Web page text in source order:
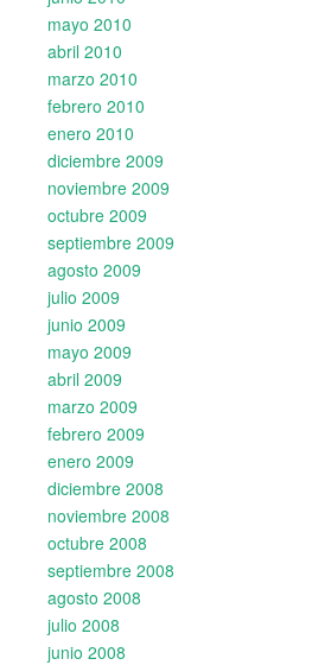
mayo 2010
abril 2010
marzo 2010
febrero 2010
enero 2010
diciembre 2009
noviembre 2009
octubre 2009
septiembre 2009
agosto 2009
julio 2009
junio 2009
mayo 2009
abril 2009
marzo 2009
febrero 2009
enero 2009
diciembre 2008
noviembre 2008
octubre 2008
septiembre 2008
agosto 2008
julio 2008
junio 2008